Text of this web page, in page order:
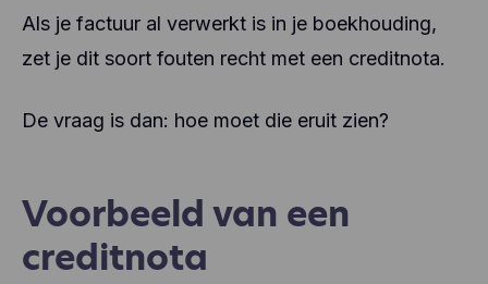
Als je factuur al verwerkt is in je boekhouding,
zet je dit soort fouten recht met een creditnota.
De vraag is dan: hoe moet die eruit zien?
Voorbeeld van een
creditnota